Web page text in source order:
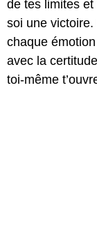
de tes limites et
soi une
chaque
avec la
toi-même